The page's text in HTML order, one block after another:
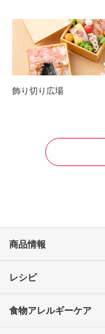
飾り切り広場
商品情報
レシピ
食物アレルギーケア